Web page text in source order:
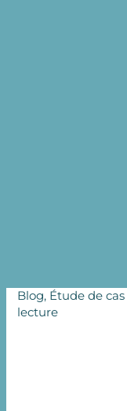
Blog, Étude de cas
lecture